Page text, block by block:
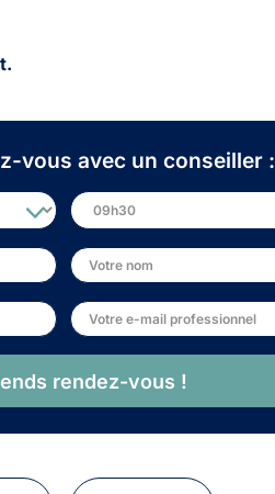
vous avec un conseiller :
rendez-vous !